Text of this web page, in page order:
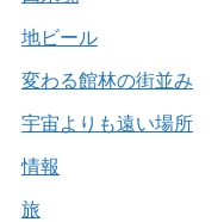
地ビール
変わる館林の街並み
宇宙よりも遠い場所
情報
旅